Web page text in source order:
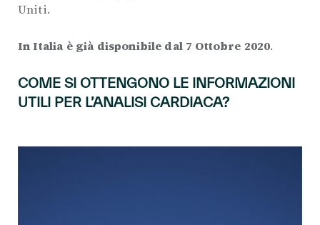
Uniti.
In Italia è già disponibile dal 7 Ottobre 2020.
COME SI OTTENGONO LE INFORMAZIONI
UTILI PER L’ANALISI CARDIACA?